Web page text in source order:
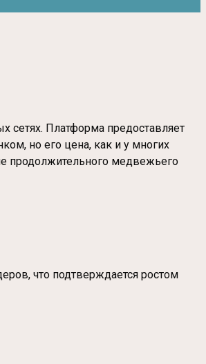
сетях. Платформа предоставляет
но его цена, как и у многих
продолжительного медвежьего
что подтверждается ростом